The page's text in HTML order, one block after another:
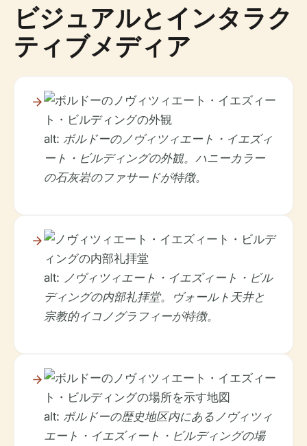
ビジュアルとインタラク
ティブメディア
alt: ボルドーのノヴィツィエート・イエズィ
ート・ビルディングの外観。ハニーカラー
の石灰岩のファサードが特徴。
alt: ノヴィツィエート・イエズィート・ビル
ディングの内部礼拝堂。ヴォールト天井と
宗教的イコノグラフィーが特徴。
alt: ボルドーの歴史地区内にあるノヴィツィ
エート・イエズィート・ビルディングの場